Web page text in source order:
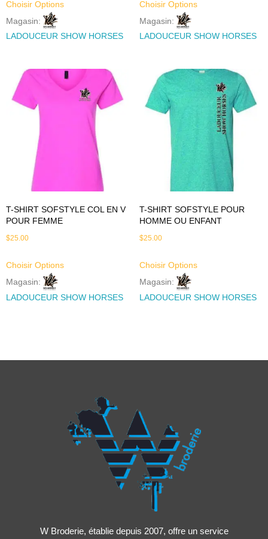
Choisir Options
Magasin:
LADOUCEUR SHOW HORSES
Choisir Options
Magasin:
LADOUCEUR SHOW HORSES
T-SHIRT SOFSTYLE COL EN V
POUR FEMME
$25.00
Choisir Options
Magasin:
LADOUCEUR SHOW HORSES
T-SHIRT SOFSTYLE POUR
HOMME OU ENFANT
$25.00
Choisir Options
Magasin:
LADOUCEUR SHOW HORSES
W Broderie, établie depuis 2007, offre un service